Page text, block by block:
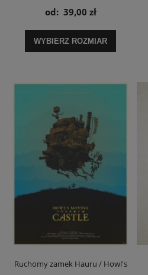
Totoro Żołędzie - plakat
od: 39,00 zł
WYBIERZ ROZMIAR
Ruchomy zamek Hauru / Howl's